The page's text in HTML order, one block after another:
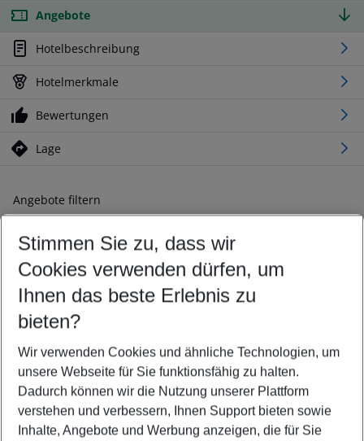
Angebote
Hotelbeschreibung
Hotelmerkmale
Bewertungen
Lage
Angebote filtern
Ändern Sie Ihre Kriterien nach Ihren Wünschen
Abflughafen wählen
Beliebiger Abflughafen
Reisezeitraum wählen
08.08.26– 06.08.27 5-8 Nächte
2 Erwachsene Keine Kinder
Mehr Filter anzeigen
Stimmen Sie zu, dass wir
Cookies verwenden dürfen, um
Ihnen das beste Erlebnis zu
bieten?
Wir verwenden Cookies und ähnliche Technologien, um
unsere Webseite für Sie funktionsfähig zu halten.
Dadurch können wir die Nutzung unserer Plattform
verstehen und verbessern, Ihnen Support bieten sowie
Inhalte, Angebote und Werbung anzeigen, die für Sie